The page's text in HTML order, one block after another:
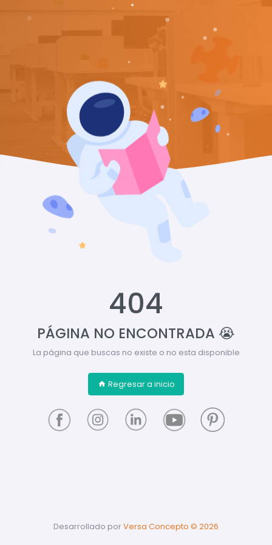
404
PÁGINA NO ENCONTRADA 😭
La página que buscas no existe o no esta disponible
Regresar a inicio
Desarrollado porVersa Concepto © 2026